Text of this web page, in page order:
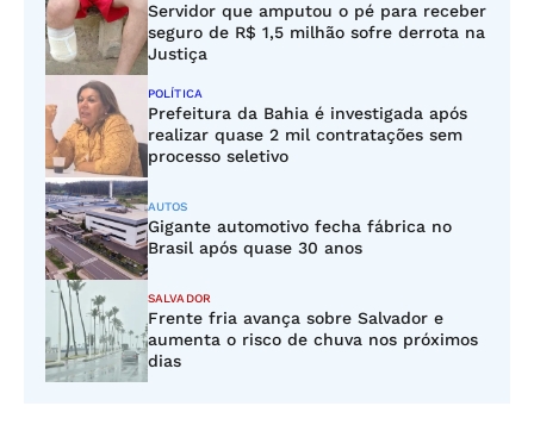
Servidor que amputou o pé para receber
seguro de R$ 1,5 milhão sofre derrota na
Justiça
POLÍTICA
Prefeitura da Bahia é investigada após
realizar quase 2 mil contratações sem
processo seletivo
AUTOS
Gigante automotivo fecha fábrica no
Brasil após quase 30 anos
SALVADOR
Frente fria avança sobre Salvador e
aumenta o risco de chuva nos próximos
dias